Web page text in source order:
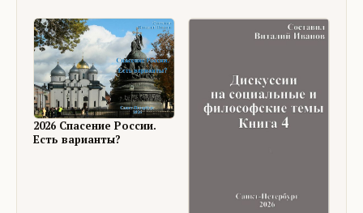
2026 Спасение России.
Есть варианты?